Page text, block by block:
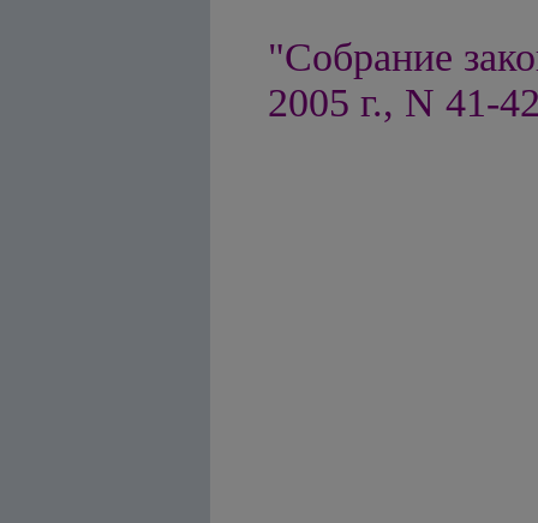
"Собрание
2005 г., N 41-